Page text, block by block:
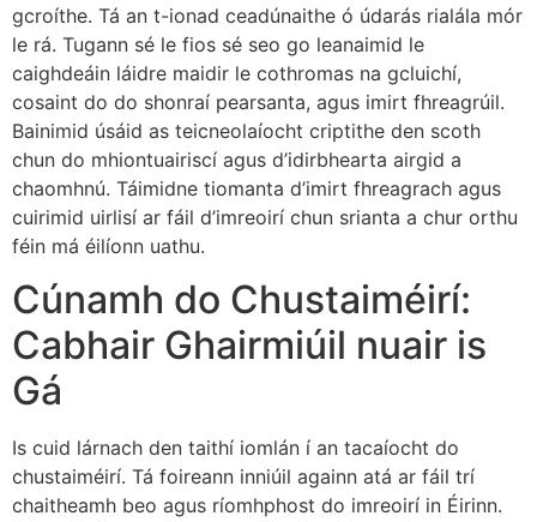
gcroíthe. Tá an t-ionad ceadúnaithe ó údarás rialála mór
le rá. Tugann sé le fios sé seo go leanaimid le
caighdeáin láidre maidir le cothromas na gcluichí,
cosaint do do shonraí pearsanta, agus imirt fhreagrúil.
Bainimid úsáid as teicneolaíocht criptithe den scoth
chun do mhiontuairiscí agus d’idirbhearta airgid a
chaomhnú. Táimidne tiomanta d’imirt fhreagrach agus
cuirimid uirlisí ar fáil d’imreoirí chun srianta a chur orthu
féin má éilíonn uathu.
Cúnamh do Chustaiméirí:
Cabhair Ghairmiúil nuair is
Gá
Is cuid lárnach den taithí iomlán í an tacaíocht do
chustaiméirí. Tá foireann inniúil againn atá ar fáil trí
chaitheamh beo agus ríomhphost do imreoirí in Éirinn.